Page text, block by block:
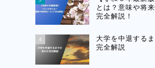
とは？意味や将
完全解説！
4
大学を中退する
完全解説